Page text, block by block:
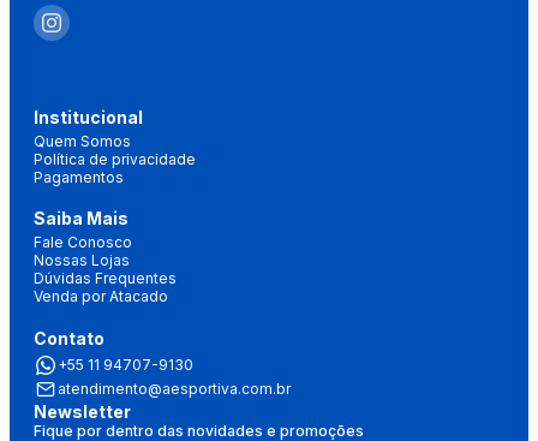
Institucional
Quem Somos
Política de privacidade
Pagamentos
Saiba Mais
Fale Conosco
Nossas Lojas
Dúvidas Frequentes
Venda por Atacado
Contato
+55 11 94707-9130
atendimento@aesportiva.com.br
Newsletter
Fique por dentro das novidades e promoções